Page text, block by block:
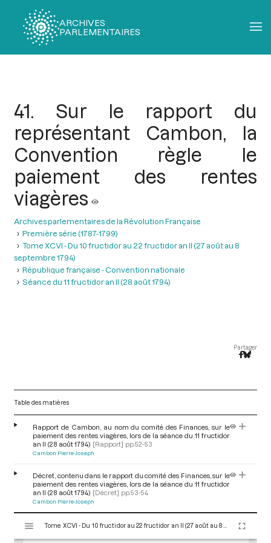
ARCHIVES
PARLEMENTAIRES
41. Sur le rapport du
représentant Cambon, la
Convention règle le
paiement des rentes
viagères
Archives parlementaires de la Révolution Française
Première série (1787-1799)
Tome XCVI - Du 10 fructidor au 22 fructidor an II (27 août au 8
septembre 1794)
République française - Convention nationale
Séance du 11 fructidor an II (28 août 1794)
Partager
Table des matières
Rapport de Cambon, au nom du comité des Finances, sur le
paiement des rentes viagères, lors de la séance du 11 fructidor
an II (28 août 1794) [Rapport] pp.52-53
Cambon Pierre-Joseph
Décret, contenu dans le rapport du comité des Finances, sur le
paiement des rentes viagères, lors de la séance du 11 fructidor
an II (28 août 1794) [Décret] pp.53-54
Cambon Pierre-Joseph